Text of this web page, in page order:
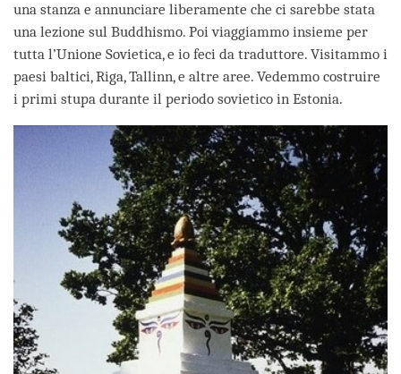
una stanza e annunciare liberamente che ci sarebbe stata
una lezione sul Buddhismo. Poi viaggiammo insieme per
tutta l’Unione Sovietica, e io feci da traduttore. Visitammo i
paesi baltici, Riga, Tallinn, e altre aree. Vedemmo costruire
i primi stupa durante il periodo sovietico in Estonia.